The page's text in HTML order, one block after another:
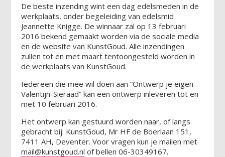
De beste inzending wint een dag edelsmeden in de
werkplaats, onder begeleiding van edelsmid
Jeannette Knigge. De winnaar zal op 13 februari
2016 bekend gemaakt worden via de sociale media
en de website van KunstGoud. Alle inzendingen
zullen tot en met maart tentoongesteld worden in
de werkplaats van KunstGoud.
Iedereen die mee wil doen aan “Ontwerp je eigen
Valentijn-Sieraad” kan een ontwerp inleveren tot en
met 10 februari 2016.
Het ontwerp kan gestuurd worden naar, of langs
gebracht bij: KunstGoud, Mr HF de Boerlaan 151,
7411 AH, Deventer. Voor vragen kun je mailen met
mail@kunstgoud.nl of bellen 06-30349167.